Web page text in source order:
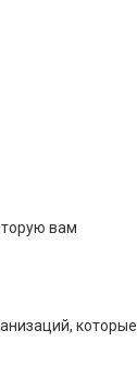
вам
которые